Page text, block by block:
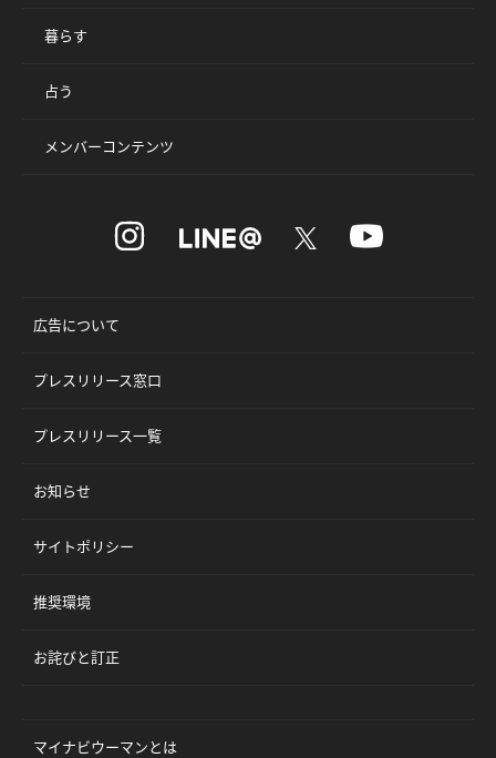
暮らす
占う
メンバーコンテンツ
広告について
プレスリリース窓口
プレスリリース一覧
お知らせ
サイトポリシー
推奨環境
お詫びと訂正
マイナビウーマンとは